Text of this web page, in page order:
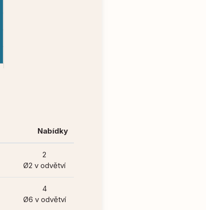
Nabídky
2
Ø2 v odvětví
4
Ø6 v odvětví